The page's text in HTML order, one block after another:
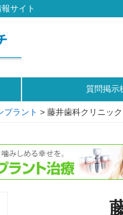
サイト
質問掲示
プラント > 藤井歯科クリニック